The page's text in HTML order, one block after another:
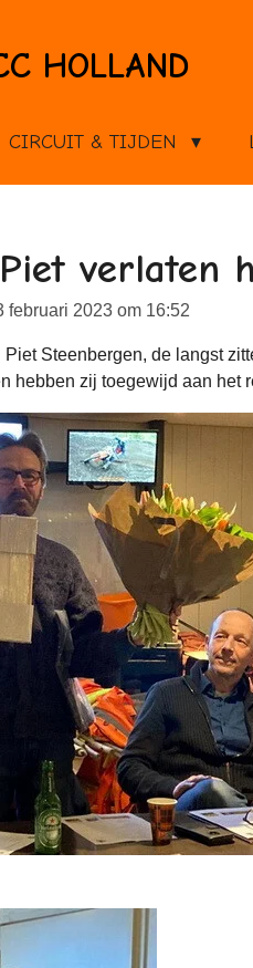
HOLLAND
CIRCUIT & TIJDEN
verlaten
februari 2023 om 16:52
Piet Steenbergen, de langst
hebben zij toegewijd aan het